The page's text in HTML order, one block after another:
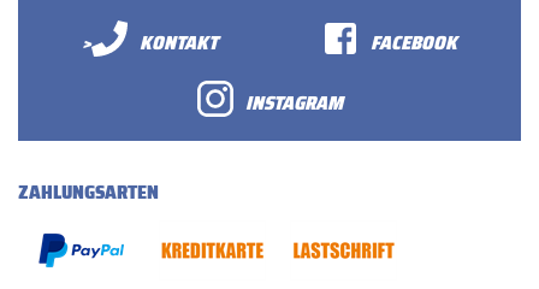
>
KONTAKT
FACEBOOK
INSTAGRAM
ZAHLUNGSARTEN